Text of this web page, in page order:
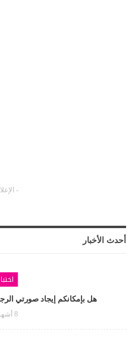
- الإعلانات -
أحدث الأخبار
هل بإمكانكم إيجاد صورتي الرجل
8 أشهر منذ